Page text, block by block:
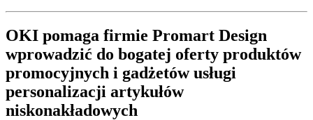
OKI pomaga firmie Promart Design
wprowadzić do bogatej oferty produktów
promocyjnych i gadżetów usługi
personalizacji artykułów
niskonakładowych